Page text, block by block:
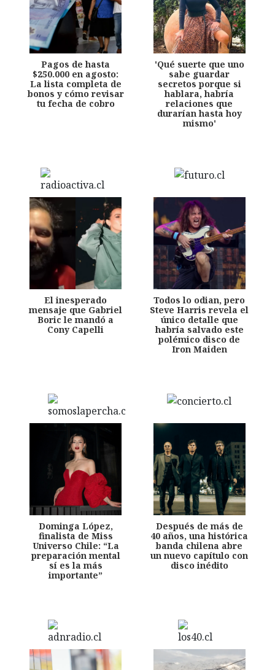
Pagos de hasta
$250.000 en agosto:
La lista completa de
bonos y cómo revisar
tu fecha de cobro
'Qué suerte que uno
sabe guardar
secretos porque si
hablara, habría
relaciones que
durarían hasta hoy
mismo'
El inesperado
mensaje que Gabriel
Boric le mandó a
Cony Capelli
Todos lo odian, pero
Steve Harris revela el
único detalle que
habría salvado este
polémico disco de
Iron Maiden
Dominga López,
finalista de Miss
Universo Chile: “La
preparación mental
sí es la más
importante”
Después de más de
40 años, una histórica
banda chilena abre
un nuevo capítulo con
disco inédito